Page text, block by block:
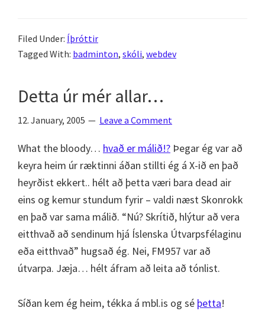
Filed Under: Íþróttir
Tagged With: badminton, skóli, webdev
Detta úr mér allar…
12. January, 2005 Leave a Comment
What the bloody… hvað er málið!? Þegar ég var að
keyra heim úr ræktinni áðan stillti ég á X-ið en það
heyrðist ekkert.. hélt að þetta væri bara dead air
eins og kemur stundum fyrir – valdi næst Skonrokk
en það var sama málið. “Nú? Skrítið, hlýtur að vera
eitthvað að sendinum hjá Íslenska Útvarpsfélaginu
eða eitthvað” hugsað ég. Nei, FM957 var að
útvarpa. Jæja… hélt áfram að leita að tónlist.
Síðan kem ég heim, tékka á mbl.is og sé þetta!